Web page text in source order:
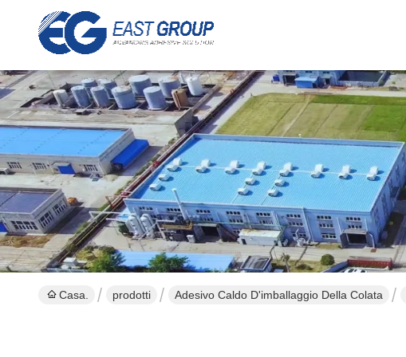
Casa. prodotti Adesivo Caldo D'imballaggio Della Colata